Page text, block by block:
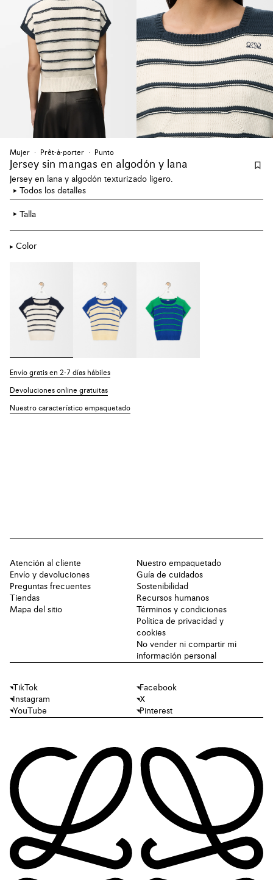
Mujer Prêt-à-porter Punto
Jersey sin mangas en algodón y lana
Jersey en lana y algodón texturizado ligero.
Todos los detalles
Talla
Color
Envío gratis en 2-7 días hábiles
Devoluciones online gratuitas
Nuestro característico empaquetado
Atención al cliente
Envío y devoluciones
Preguntas frecuentes
Tiendas
Mapa del sitio
Nuestro empaquetado
Guía de cuidados
Sostenibilidad
Recursos humanos
Términos y condiciones
Política de privacidad y
cookies
No vender ni compartir mi
información personal
TikTok
Facebook
Instagram
X
YouTube
Pinterest